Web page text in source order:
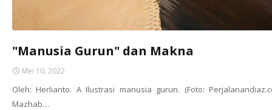
"Manusia Gurun" dan Makna
Mei 10, 2022
Oleh: Herlianto. A Ilustrasi manusia gurun. (Foto:
Mazhab…